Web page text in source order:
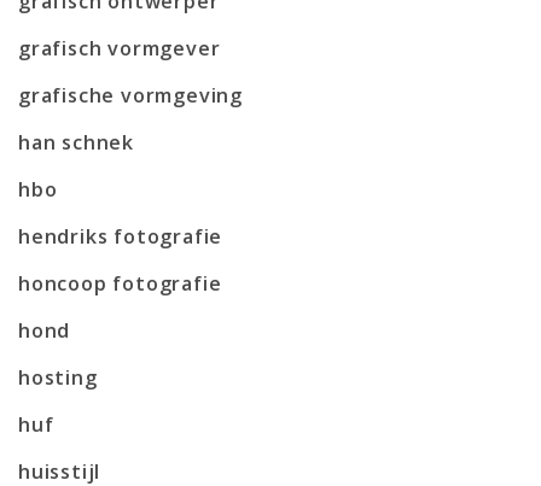
grafisch vormgever
grafische vormgeving
han schnek
hbo
hendriks fotografie
honcoop fotografie
hond
hosting
huf
huisstijl